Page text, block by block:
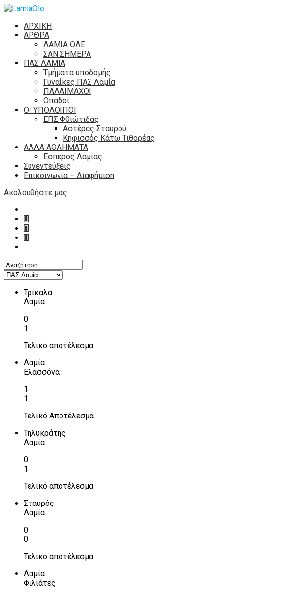
ΑΡΧΙΚΗ
ΑΡΘΡΑ
ΛΑΜΙΑ ΟΛΕ
ΣΑΝ ΣΗΜΕΡΑ
ΠΑΣ ΛΑΜΙΑ
Τμήματα υποδομής
Γυναίκες ΠΑΣ Λαμία
ΠΑΛΑΙΜΑΧΟΙ
Οπαδοί
ΟΙ ΥΠΟΛΟΙΠΟΙ
ΕΠΣ Φθιώτιδας
Αστέρας Σταυρού
Κηφισσός Κάτω Τιθορέας
ΑΛΛΑ ΑΘΛΗΜΑΤΑ
Έσπερος Λαμίας
Συνεντεύξεις
Επικοινωνία – Διαφήμιση
Ακολουθήστε μας:
Τρίκαλα
Λαμία
0
1
Τελικό αποτέλεσμα
Λαμία
Ελασσόνα
1
1
Τελικό Αποτέλεσμα
Τηλυκράτης
Λαμία
0
1
Τελικό αποτέλεσμα
Σταυρός
Λαμία
0
0
Τελικό αποτέλεσμα
Λαμία
Φιλιάτες